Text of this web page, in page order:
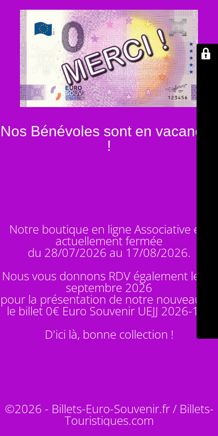
Nos Bénévoles sont en vacances
!
Notre boutique en ligne Associative est
actuellement fermée
du 28/07/2026 au 17/08/2026.
Nous vous donnons RDV également le 14
septembre 2026
pour la présentation de notre nouveauté :
le billet 0€ Euro Souvenir UEJJ 2026-10
D'ici là, bonne collection !
©2026 - Billets-Euro-Souvenir.fr / Billets-
Touristiques.com